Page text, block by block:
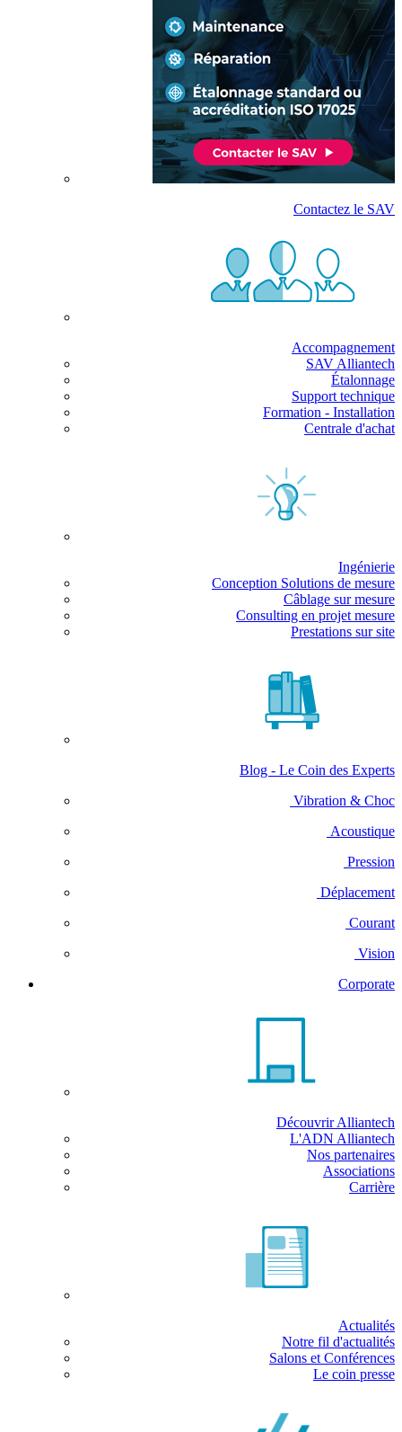
Contactez le SAV
Accompagnement
SAV Alliantech
Étalonnage
Support technique
Formation - Installation
Centrale d'achat
Ingénierie
Conception Solutions de mesure
Câblage sur mesure
Consulting en projet mesure
Prestations sur site
Blog - Le Coin des Experts
Vibration & Choc
Acoustique
Pression
Déplacement
Courant
Vision
Corporate
Découvrir Alliantech
L'ADN Alliantech
Nos partenaires
Associations
Carrière
Actualités
Notre fil d'actualités
Salons et Conférences
Le coin presse